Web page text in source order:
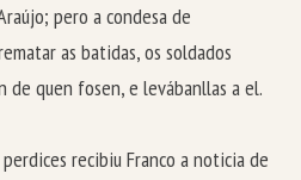
pero a condesa de
as batidas, os soldados
de quen fosen, e levábanllas a el.
recibiu Franco a noticia de